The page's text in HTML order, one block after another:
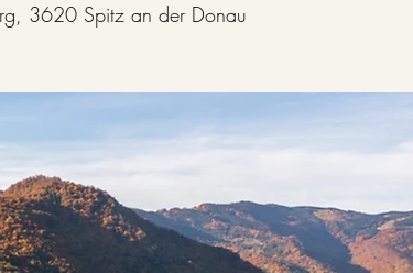
3620 Spitz an der Donau